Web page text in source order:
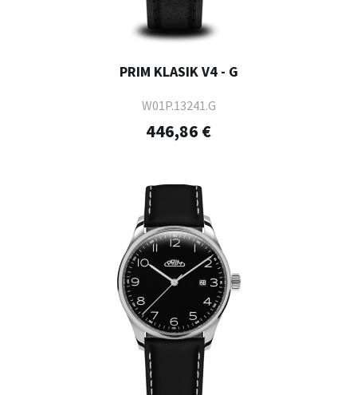
PRIM KLASIK V4 - G
W01P.13241.G
446,86 €